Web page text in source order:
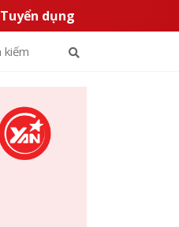
Tuyển dụng